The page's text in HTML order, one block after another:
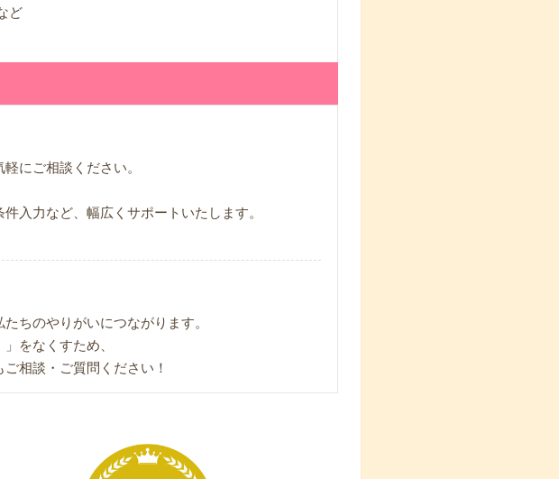
ど
にご相談ください。
入力など、幅広くサポートいたします。
ちのやりがいにつながります。
をなくすため、
相談・ご質問ください！